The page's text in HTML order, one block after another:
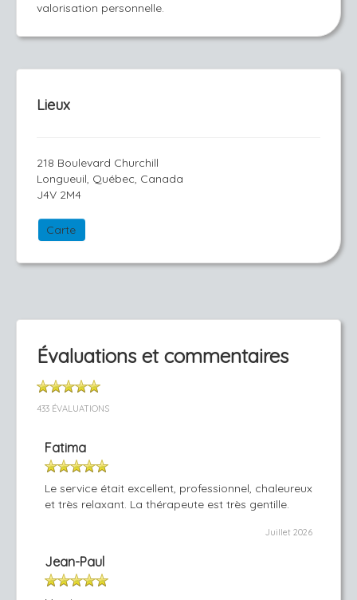
valorisation personnelle.
Lieux
218 Boulevard Churchill
Longueuil, Québec, Canada
J4V 2M4
Carte
Évaluations et commentaires
433 ÉVALUATIONS
Fatima
Le service était excellent, professionnel, chaleureux
et très relaxant. La thérapeute est très gentille.
Juillet 2026
Jean-Paul